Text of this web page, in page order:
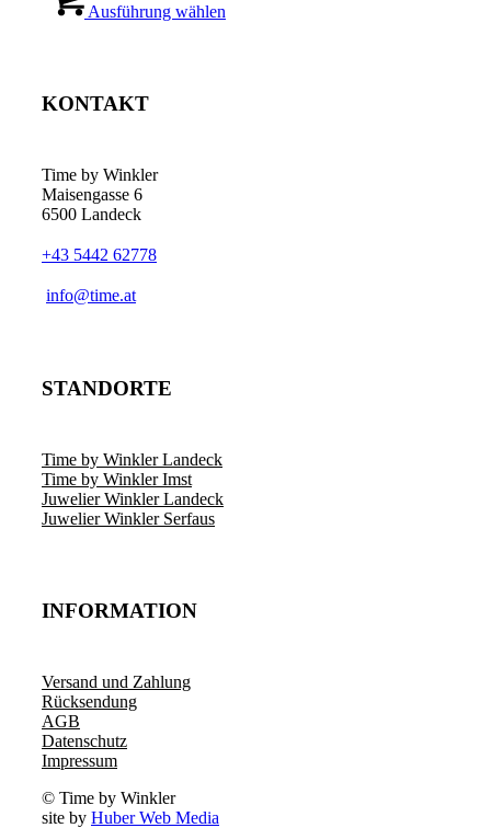
Ausführung wählen
KONTAKT
Time by Winkler
Maisengasse 6
6500 Landeck
+43 5442 62778
­info@time.at
STANDORTE
Time by Winkler Landeck
Time by Winkler Imst
Juwelier Winkler Landeck
Juwelier Winkler Serfaus
INFORMATION
Versand und Zahlung
Rücksendung
AGB
Datenschutz
Impressum
© Time by Winkler
site by Huber Web Media